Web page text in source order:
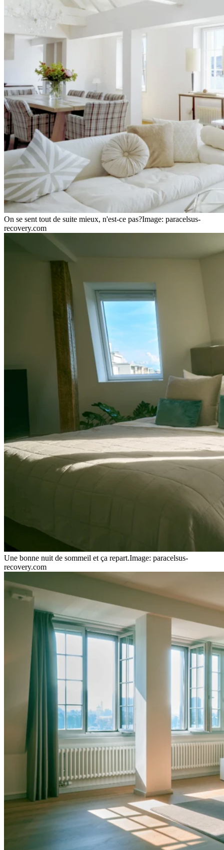
On se sent tout de suite mieux, n'est-ce pas?Image: paracelsus-
recovery.com
Une bonne nuit de sommeil et ça repart.Image: paracelsus-
recovery.com